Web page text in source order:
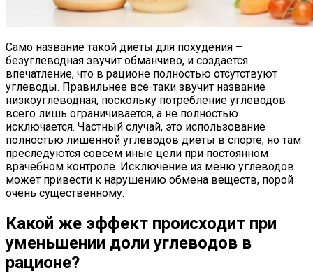
Само название такой диеты для похудения –
безуглеводная звучит обманчиво, и создается
впечатление, что в рационе полностью отсутствуют
углеводы. Правильнее все-таки звучит название
низкоуглеводная, поскольку потребление углеводов
всего лишь ограничивается, а не полностью
исключается. Частный случай, это использование
полностью лишенной углеводов диеты в спорте, но там
преследуются совсем иные цели при постоянном
врачебном контроле. Исключение из меню углеводов
может привести к нарушению обмена веществ, порой
очень существенному.
Какой же эффект происходит при
уменьшении доли углеводов в
рационе?